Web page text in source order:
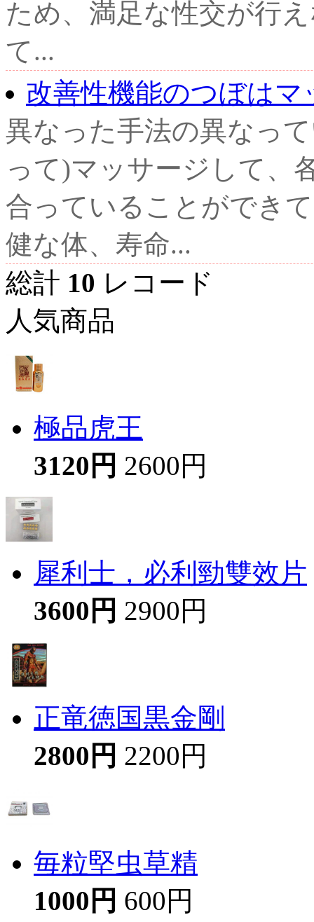
ため、満足な性交が行
て...
改善性機能のつぼは
異なった手法の異なっ
って)マッサージして、
合っていることができ
健な体、寿命...
総計 10 レコード
人気商品
極品虎王
3120円 2600円
犀利士，必利勁雙效片
3600円 2900円
正竜徳国黒金剛
2800円 2200円
毎粒堅虫草精
1000円 600円